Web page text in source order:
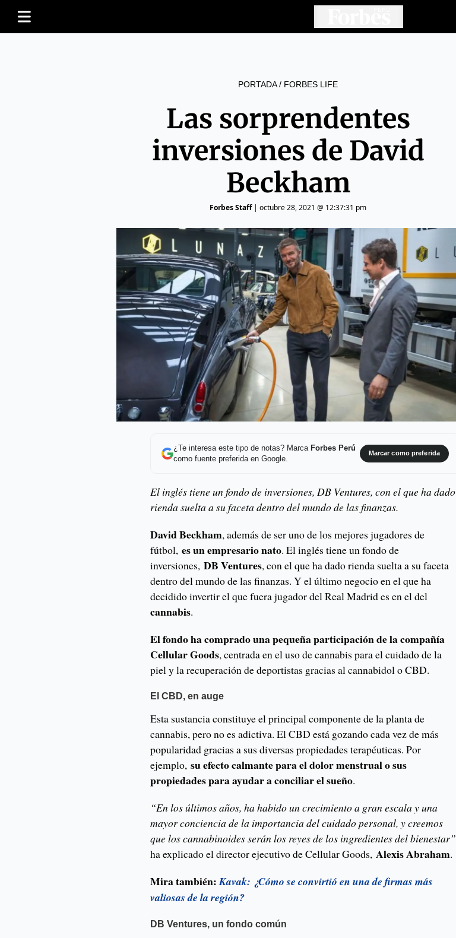
PORTADA/ FORBES LIFE
Las sorprendentes
inversiones de David
Beckham
Forbes Staff| octubre 28, 2021 @ 12:37:31 pm
¿Te interesa este tipo de notas? Marca Forbes Perú
como fuente preferida en Google.
Marcar como preferida
El inglés tiene un fondo de inversiones, DB Ventures, con el que ha dado
rienda suelta a su faceta dentro del mundo de las finanzas.
David Beckham, además de ser uno de los mejores jugadores de
fútbol,es un empresario nato. El inglés tiene un fondo de
inversiones,DB Ventures, con el que ha dado rienda suelta a su faceta
dentro del mundo de las finanzas. Y el último negocio en el que ha
decidido invertir el que fuera jugador del Real Madrid es en el del
cannabis.
El fondo ha comprado una pequeña participación de la compañía
Cellular Goods, centrada en el uso de cannabis para el cuidado de la
piel y la recuperación de deportistas gracias al cannabidol o CBD.
El CBD, en auge
Esta sustancia constituye el principal componente de la planta de
cannabis, pero no es adictiva. El CBD está gozando cada vez de más
popularidad gracias a sus diversas propiedades terapéuticas. Por
ejemplo,su efecto calmante para el dolor menstrual o sus
propiedades para ayudar a conciliar el sueño.
“En los últimos años, ha habido un crecimiento a gran escala y una
mayor conciencia de la importancia del cuidado personal, y creemos
que los cannabinoides serán los reyes de los ingredientes del bienestar”
ha explicado el director ejecutivo de Cellular Goods,Alexis Abraham.
Mira también:Kavak: ¿Cómo se convirtió en una de firmas más
valiosas de la región?
DB Ventures, un fondo común